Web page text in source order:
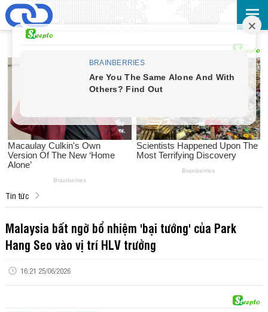
Tin tức
Malaysia bất ngờ bổ nhiệm 'bại tướng' của Park
Hang Seo vào vị trí HLV trưởng
16:21 25/06/2026